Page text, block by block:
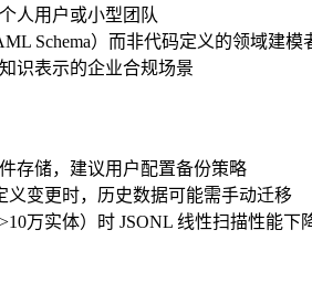
人用户或小型团队
Schema）而非代码定义的领域建模
知识表示的企业合规场景
存储，建议用户配置备份策略
义变更时，历史数据可能需手动迁移
万实体）时 JSONL 线性扫描性能下